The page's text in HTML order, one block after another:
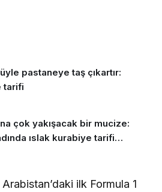
pastaneye taş çıkartır:
tarifi
çok yakışacak bir mucize:
ıslak kurabiye tarifi…
ilk Formula 1